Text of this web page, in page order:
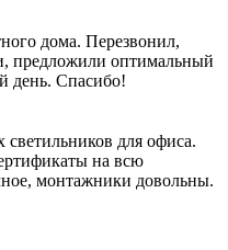
дома. Перезвонил,
предложили оптимальный
день. Спасибо!
для офиса.
на всю
монтажники довольны.